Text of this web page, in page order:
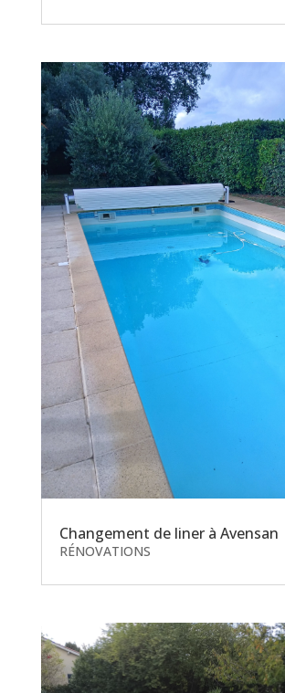
Changement de liner à Avensan
RÉNOVATIONS